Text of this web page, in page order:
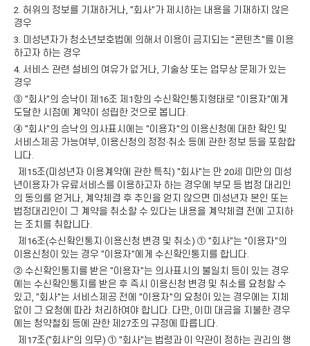
2. 허위의 정보를 기재하거나, "회사"가 제시하는 내용을 기재하지 않은
경우
3. 미성년자가 청소년보호법에 의해서 이용이 금지되는 "콘텐츠"를 이용
하고자 하는 경우
4. 서비스 관련 설비의 여유가 없거나, 기술상 또는 업무상 문제가 있는
경우
③ "회사"의 승낙이 제16조 제1항의 수신확인통지형태로 "이용자"에게
도달한 시점에 계약이 성립한 것으로 봅니다.
④ "회사"의 승낙의 의사표시에는 "이용자"의 이용신청에 대한 확인 및
서비스제공 가능여부, 이용신청의 정정·취소 등에 관한 정보 등을 포함합
니다.
제15조(미성년자 이용계약에 관한 특칙) "회사"는 만 20세 미만의 미성
년이용자가 유료서비스를 이용하고자 하는 경우에 부모 등 법정 대리인
의 동의를 얻거나, 계약체결 후 추인을 얻지 않으면 미성년자 본인 또는
법정대리인이 그 계약을 취소할 수 있다는 내용을 계약체결 전에 고지하
는 조치를 취합니다.
제16조(수신확인통지·이용신청 변경 및 취소) ① "회사"는 "이용자"의
이용신청이 있는 경우 "이용자"에게 수신확인통지를 합니다.
② 수신확인통지를 받은 "이용자"는 의사표시의 불일치 등이 있는 경우
에는 수신확인통지를 받은 후 즉시 이용신청 변경 및 취소를 요청할 수
있고, "회사"는 서비스제공 전에 "이용자"의 요청이 있는 경우에는 지체
없이 그 요청에 따라 처리하여야 합니다. 다만, 이미 대금을 지불한 경우
에는 청약철회 등에 관한 제27조의 규정에 따릅니다.
제17조("회사"의 의무) ① "회사"는 법령과 이 약관이 정하는 권리의 행